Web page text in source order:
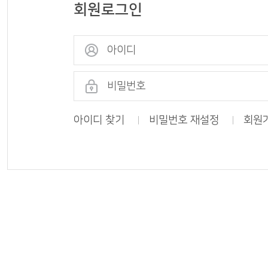
나의도서관
통합회원서비스
회원로그인
아이디 찾기 비밀번호 재설정 회원